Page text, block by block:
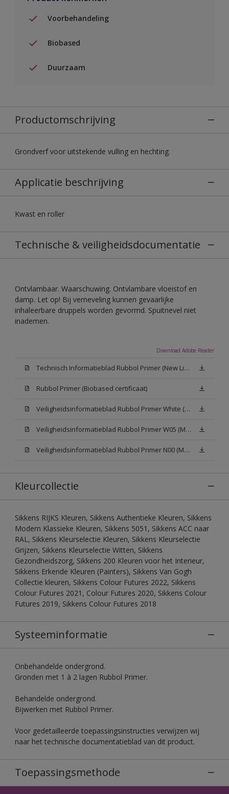
Voorbehandeling
Biobased
Duurzaam
Productomschrijving
Grondverf voor uitstekende vulling en hechting.
Applicatie beschrijving
Kwast en roller
Technische & veiligheidsdocumentatie
Ontvlambaar. Waarschuwing. Ontvlambare vloeistof en
damp. Let op! Bij verneveling kunnen gevaarlijke
inhaleerbare druppels worden gevormd. Spuitnevel niet
inademen.
Download Adobe Reader
Technisch Informatieblad Rubbol Primer (New Livery) (PDF)
Rubbol Primer (Biobased certificaat)
Veiligheidsinformatieblad Rubbol Primer White (MSDS)
Veiligheidsinformatieblad Rubbol Primer W05 (MSDS)
Veiligheidsinformatieblad Rubbol Primer N00 (MSDS)
Kleurcollectie
Sikkens RIJKS Kleuren, Sikkens Authentieke Kleuren, Sikkens
Modern Klassieke Kleuren, Sikkens 5051, Sikkens ACC naar
RAL, Sikkens Kleurselectie Kleuren, Sikkens Kleurselectie
Grijzen, Sikkens Kleurselectie Witten, Sikkens
Gezondheidszorg, Sikkens 200 Kleuren voor het Interieur,
Sikkens Erkende Kleuren (Painters), Sikkens Van Gogh
Collectie kleuren, Sikkens Colour Futures 2022, Sikkens
Colour Futures 2021, Colour Futures 2020, Sikkens Colour
Futures 2019, Sikkens Colour Futures 2018
Systeeminformatie
Onbehandelde ondergrond.
Gronden met 1 à 2 lagen Rubbol Primer.
Behandelde ondergrond.
Bijwerken met Rubbol Primer.
Voor gedetailleerde toepassingsinstructies verwijzen wij
naar het technische documentatieblad van dit product.
Toepassingsmethode